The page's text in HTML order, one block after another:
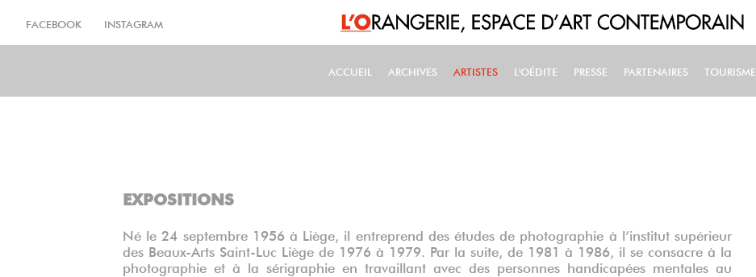
FACEBOOK INSTAGRAM
MAIN NAVIGATION
ACCUEIL ARCHIVES ARTISTES L'OÉDITE PRESSE PARTENAIRES TOURISME
EXPOSITIONS
Né le 24 septembre 1956 à Liège, il entreprend des études de photographie à l’institut supérieur
des Beaux-Arts Saint-Luc Liège de 1976 à 1979. Par la suite, de 1981 à 1986, il se consacre à la
photographie et à la sérigraphie en travaillant avec des personnes handicapées mentales au